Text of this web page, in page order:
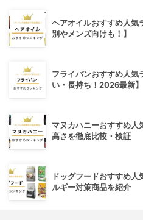
ヘアオイルおすすめ人気
別やメンズ向けも！】
フライパンおすすめ人気
い・長持ち！2026最新】
マヌカハニーおすすめ人
高さを徹底比較・検証
ドッグフードおすすめ
ルギー対策商品を紹介